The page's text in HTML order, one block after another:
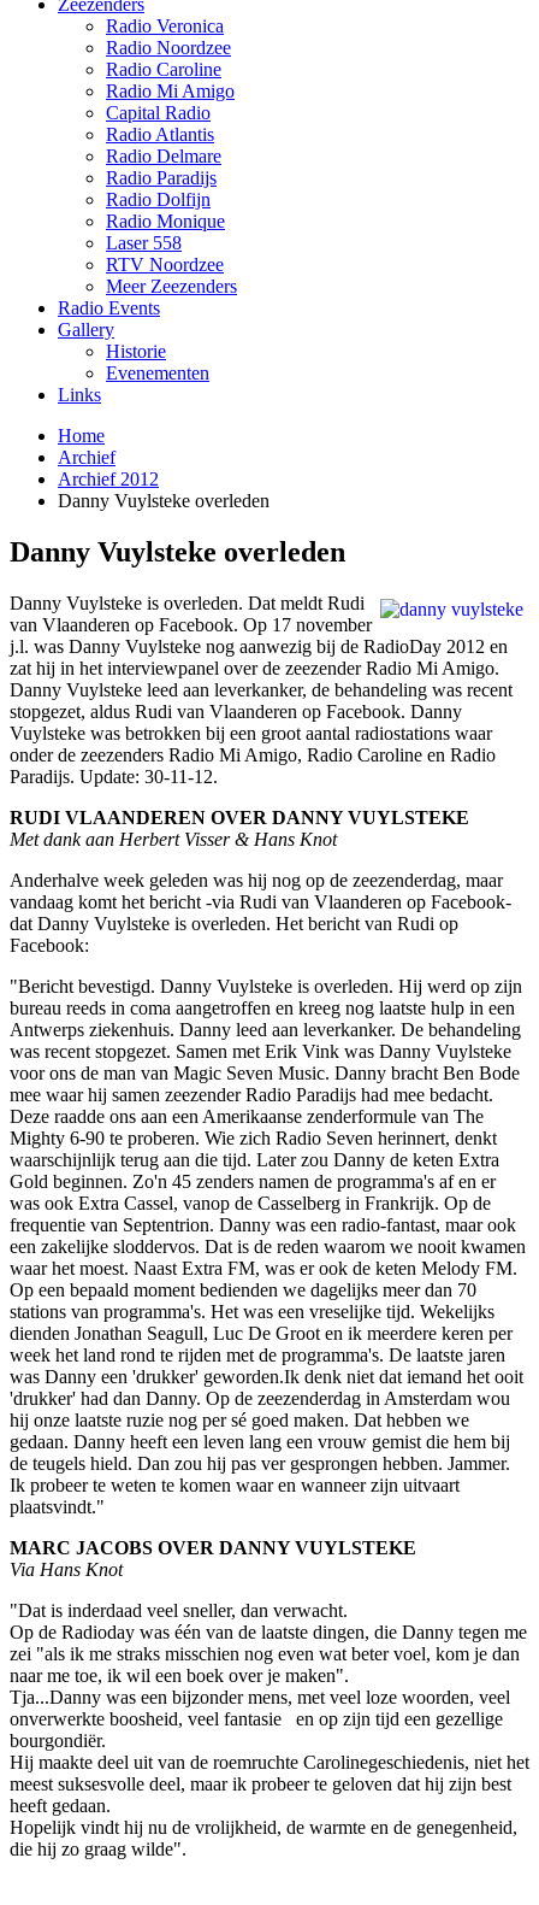
Zeezenders
Radio Veronica
Radio Noordzee
Radio Caroline
Radio Mi Amigo
Capital Radio
Radio Atlantis
Radio Delmare
Radio Paradijs
Radio Dolfijn
Radio Monique
Laser 558
RTV Noordzee
Meer Zeezenders
Radio Events
Gallery
Historie
Evenementen
Links
Home
Archief
Archief 2012
Danny Vuylsteke overleden
Danny Vuylsteke overleden
Danny Vuylsteke is overleden. Dat meldt Rudi
van Vlaanderen op Facebook. Op 17 november
j.l. was Danny Vuylsteke nog aanwezig bij de RadioDay 2012 en
zat hij in het interviewpanel over de zeezender Radio Mi Amigo.
Danny Vuylsteke leed aan leverkanker, de behandeling was recent
stopgezet, aldus Rudi van Vlaanderen op Facebook. Danny
Vuylsteke was betrokken bij een groot aantal radiostations waar
onder de zeezenders Radio Mi Amigo, Radio Caroline en Radio
Paradijs. Update: 30-11-12.
RUDI VLAANDEREN OVER DANNY VUYLSTEKE
Met dank aan Herbert Visser & Hans Knot
Anderhalve week geleden was hij nog op de zeezenderdag, maar
vandaag komt het bericht -via Rudi van Vlaanderen op Facebook-
dat Danny Vuylsteke is overleden. Het bericht van Rudi op
Facebook:
"Bericht bevestigd. Danny Vuylsteke is overleden. Hij werd op zijn
bureau reeds in coma aangetroffen en kreeg nog laatste hulp in een
Antwerps ziekenhuis. Danny leed aan leverkanker. De behandeling
was recent stopgezet. Samen met Erik Vink was Danny Vuylsteke
voor ons de man van Magic Seven Music. Danny bracht Ben Bode
mee waar hij samen zeezender Radio Paradijs had mee bedacht.
Deze raadde ons aan een Amerikaanse zenderformule van The
Mighty 6-90 te proberen. Wie zich Radio Seven herinnert, denkt
waarschijnlijk terug aan die tijd. Later zou Danny de keten Extra
Gold beginnen. Zo'n 45 zenders namen de programma's af en er
was ook Extra Cassel, vanop de Casselberg in Frankrijk. Op de
frequentie van Septentrion. Danny was een radio-fantast, maar ook
een zakelijke sloddervos. Dat is de reden waarom we nooit kwamen
waar het moest. Naast Extra FM, was er ook de keten Melody FM.
Op een bepaald moment bedienden we dagelijks meer dan 70
stations van programma's. Het was een vreselijke tijd. Wekelijks
dienden Jonathan Seagull, Luc De Groot en ik meerdere keren per
week het land rond te rijden met de programma's. De laatste jaren
was Danny een 'drukker' geworden.Ik denk niet dat iemand het ooit
'drukker' had dan Danny. Op de zeezenderdag in Amsterdam wou
hij onze laatste ruzie nog per sé goed maken. Dat hebben we
gedaan. Danny heeft een leven lang een vrouw gemist die hem bij
de teugels hield. Dan zou hij pas ver gesprongen hebben. Jammer.
Ik probeer te weten te komen waar en wanneer zijn uitvaart
plaatsvindt."
MARC JACOBS OVER DANNY VUYLSTEKE
Via Hans Knot
"Dat is inderdaad veel sneller, dan verwacht.
Op de Radioday was één van de laatste dingen, die Danny tegen me
zei "als ik me straks misschien nog even wat beter voel, kom je dan
naar me toe, ik wil een boek over je maken".
Tja...Danny was een bijzonder mens, met veel loze woorden, veel
onverwerkte boosheid, veel fantasie en op zijn tijd een gezellige
bourgondiër.
Hij maakte deel uit van de roemruchte Carolinegeschiedenis, niet het
meest suksesvolle deel, maar ik probeer te geloven dat hij zijn best
heeft gedaan.
Hopelijk vindt hij nu de vrolijkheid, de warmte en de genegenheid,
die hij zo graag wilde".